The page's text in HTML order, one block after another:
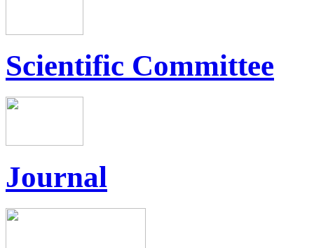
Scientific Committee
Journal